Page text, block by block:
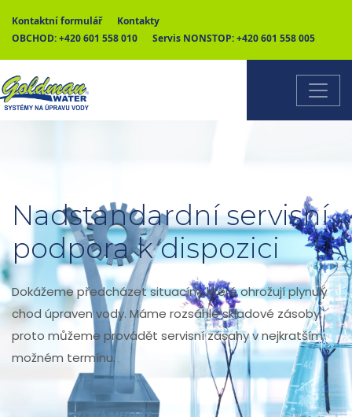
Kontaktní formulář
Kontakty
OBCHOD:+420 601 558 010 Servis NONSTOP:+420 601 558 005
Nadstandardní servisní
podpora k dispozici
Dokážeme předcházet situacím, které ohrožují plynulý
chod úpraven vody. Máme rozsáhlé skladové zásoby,
proto můžeme provádět servisní zásahy v nejkratším
možném termínu.